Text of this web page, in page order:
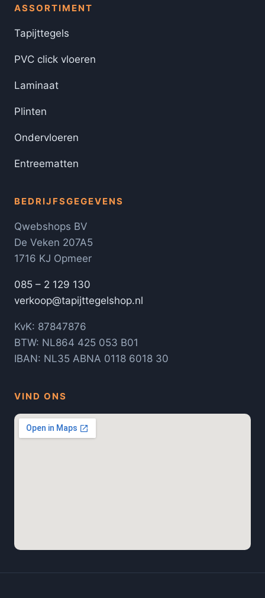
ASSORTIMENT
Tapijttegels
PVC click vloeren
Laminaat
Plinten
Ondervloeren
Entreematten
BEDRIJFSGEGEVENS
Qwebshops BV
De Veken 207A5
1716 KJ Opmeer
085 – 2 129 130
verkoop@tapijttegelshop.nl
KvK: 87847876
BTW: NL864 425 053 B01
IBAN: NL35 ABNA 0118 6018 30
VIND ONS